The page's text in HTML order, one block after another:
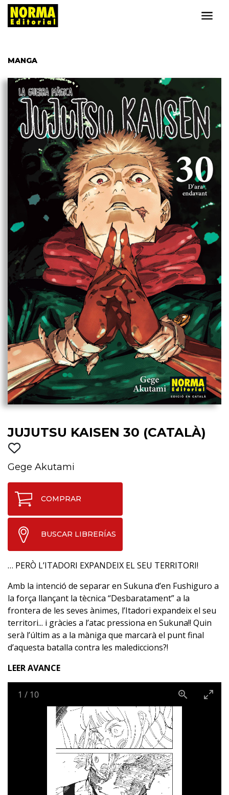
MANGA
JUJUTSU KAISEN 30 (CATALÀ)
Gege Akutami
COMPRAR
BUSCAR LIBRERÍAS
… PERÒ L’ITADORI EXPANDEIX EL SEU TERRITORI!
Amb la intenció de separar en Sukuna d’en Fushiguro a
la força llançant la tècnica “Desbaratament” a la
frontera de les seves ànimes, l’Itadori expandeix el seu
territori... i gràcies a l’atac pressiona en Sukuna!! Quin
serà l’últim as a la màniga que marcarà el punt final
d’aquesta batalla contra les malediccions?!
LEER AVANCE
1 / 10